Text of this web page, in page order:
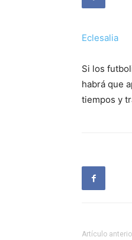
Eclesalia
Si los
habrá que
tiempos y
Artículo